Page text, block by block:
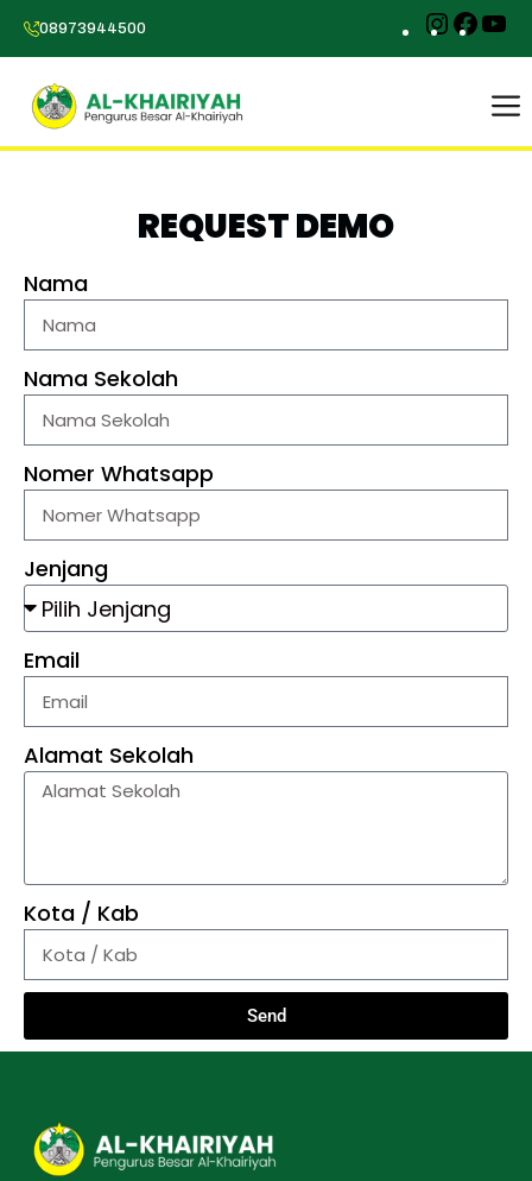
08973944500
REQUEST DEMO
Nama
Nama Sekolah
Nomer Whatsapp
Jenjang
Email
Alamat Sekolah
Kota / Kab
Send